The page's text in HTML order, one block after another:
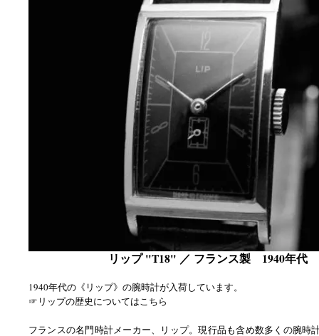
リップ "T18" ／ フランス製 1940年代
1940年代の《リップ》の腕時計が入荷しています。
☞リップの歴史についてはこちら
フランスの名門時計メーカー、リップ。現行品も含め数多くの腕時